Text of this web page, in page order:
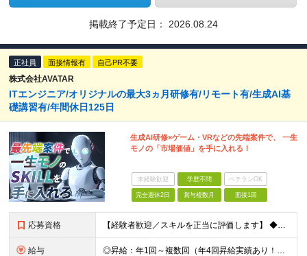
掲載終了予定日： 2026.08.24
正社員 面接情報有 自己PR不要
株式会社AVATAR
ITエンジニア/オリジナルの最大3ヵ月研修有/リモート有/生成AI基
礎講習有/年間休日125日
生成AI研修×ゲーム・VRなどの先端案件で、 一生
モノの「市場価値」を手に入れる！
未経験歓迎 学歴不問 ベテランOK
完全週休2日 賞与複数月 面接1回
応募資格 【経験者歓迎／スキルを正当に評価します】 ◆学歴不問 ◆ITエンジニアとしての実務経験をお持ちの方（年数・分野不問） 「今の環境ではスキルアップの実感がない」 「もっと幅広い技術に挑戦したい」 「
給与 ◎昇給：年1回～複数回（年4回昇給実績あり！） ◎1000万円以上も可／20代後半で複数在籍！ 【ITエンジニア業務経験者】 ◆月給30万円～80万円(固定残業代含む)＋各種手当 ※経験者は試用期間